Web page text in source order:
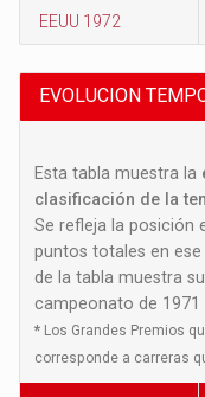
EEUU 1972
EVOLUCION
Esta tabla muestra la
clasificación de la
Se refleja la posición
puntos totales en
de la tabla muestra
campeonato de 1971
* Los Grandes Premios
corresponde a carreras